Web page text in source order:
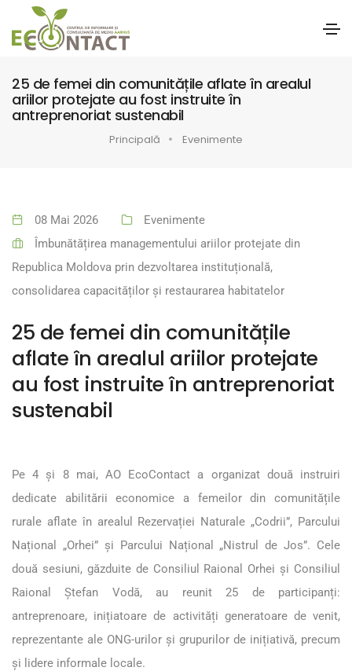
25 de femei din comunitățile aflate în arealul
ariilor protejate au fost instruite în
antreprenoriat sustenabil
Principală Evenimente
08 Mai 2026
Evenimente
Îmbunătățirea managementului ariilor protejate din
Republica Moldova prin dezvoltarea instituțională,
consolidarea capacităților și restaurarea habitatelor
25 de femei din comunitățile
aflate în arealul ariilor protejate
au fost instruite în antreprenoriat
sustenabil
Pe 4 și 8 mai, AO EcoContact a organizat două instruiri
dedicate abilitării economice a femeilor din comunitățile
rurale aflate în arealul Rezervației Naturale „Codrii”, Parcului
Național „Orhei” și Parcului Național „Nistrul de Jos”. Cele
două sesiuni, găzduite de Consiliul Raional Orhei și Consiliul
Raional Ștefan Vodă, au reunit 25 de participanți:
antreprenoare, inițiatoare de activități generatoare de venit,
reprezentante ale ONG-urilor și grupurilor de inițiativă, precum
și lidere informale locale.